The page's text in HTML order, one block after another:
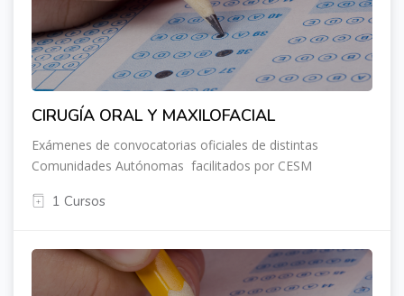
CIRUGÍA ORAL Y MAXILOFACIAL
Exámenes de convocatorias oficiales de distintas
Comunidades Autónomas facilitados por CESM
1 Cursos